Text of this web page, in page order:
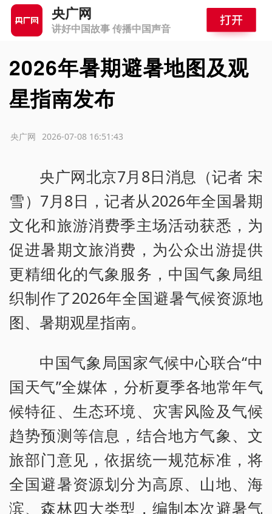
央广网
讲好中国故事 传播中国声音
2026年暑期避暑地图及观
星指南发布
2026-07-08 16:51:43
央广网
央广网北京7月8日消息（记者 宋
雪）7月8日，记者从2026年全国暑期
文化和旅游消费季主场活动获悉，为
促进暑期文旅消费，为公众出游提供
更精细化的气象服务，中国气象局组
织制作了2026年全国避暑气候资源地
图、暑期观星指南。
中国气象局国家气候中心联合“中
国天气”全媒体，分析夏季各地常年气
候特征、生态环境、灾害风险及气候
趋势预测等信息，结合地方气象、文
旅部门意见，依据统一规范标准，将
全国避暑资源划分为高原、山地、海
滨、森林四大类型，编制本次避暑气